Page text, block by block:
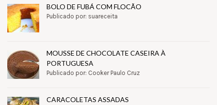
BOLO DE FUBÁ COM FLOCÃO
Publicado por: suareceita
MOUSSE DE CHOCOLATE CASEIRA À
PORTUGUESA
Publicado por: Cooker Paulo Cruz
CARACOLETAS ASSADAS